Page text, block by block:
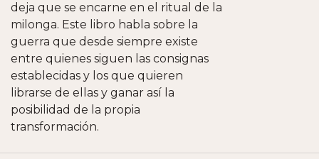
deja que se encarne en el ritual de la
milonga. Este libro habla sobre la
guerra que desde siempre existe
entre quienes siguen las consignas
establecidas y los que quieren
librarse de ellas y ganar así la
posibilidad de la propia
transformación.